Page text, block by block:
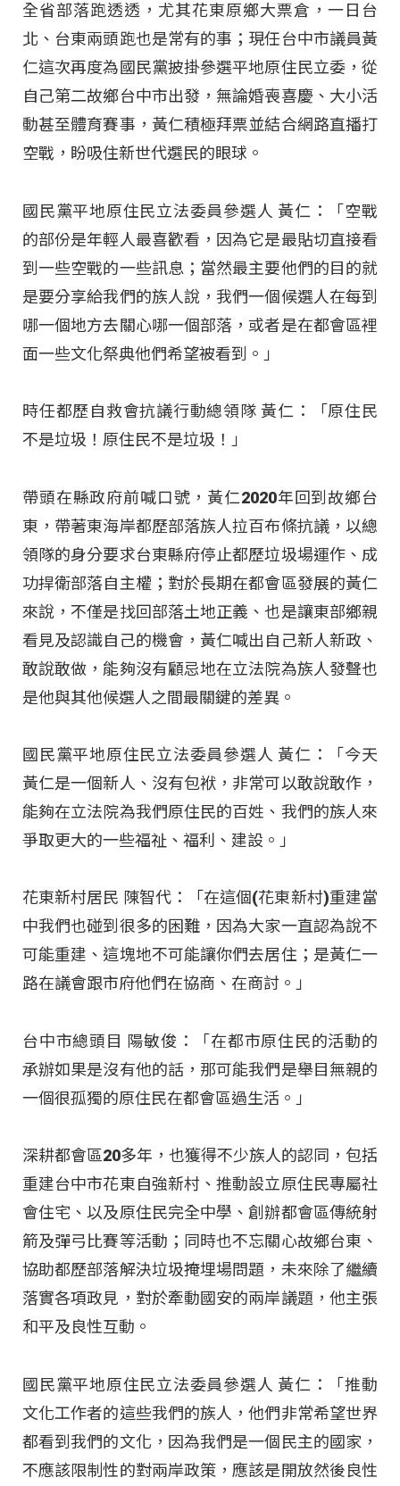
全省部落跑透透，尤其花東原鄉大票倉，一日台
北、台東兩頭跑也是常有的事；現任台中市議員黃
仁這次再度為國民黨披掛參選平地原住民立委，從
自己第二故鄉台中市出發，無論婚喪喜慶、大小活
動甚至體育賽事，黃仁積極拜票並結合網路直播打
空戰，盼吸住新世代選民的眼球。
國民黨平地原住民立法委員參選人 黃仁：「空戰
的部份是年輕人最喜歡看，因為它是最貼切直接看
到一些空戰的一些訊息；當然最主要他們的目的就
是要分享給我們的族人說，我們一個候選人在每到
哪一個地方去關心哪一個部落，或者是在都會區裡
面一些文化祭典他們希望被看到。」
時任都歷自救會抗議行動總領隊 黃仁：「原住民
不是垃圾！原住民不是垃圾！」
帶頭在縣政府前喊口號，黃仁2020年回到故鄉台
東，帶著東海岸都歷部落族人拉百布條抗議，以總
領隊的身分要求台東縣府停止都歷垃圾場運作、成
功捍衛部落自主權；對於長期在都會區發展的黃仁
來說，不僅是找回部落土地正義、也是讓東部鄉親
看見及認識自己的機會，黃仁喊出自己新人新政、
敢說敢做，能夠沒有顧忌地在立法院為族人發聲也
是他與其他候選人之間最關鍵的差異。
國民黨平地原住民立法委員參選人 黃仁：「今天
黃仁是一個新人、沒有包袱，非常可以敢說敢作，
能夠在立法院為我們原住民的百姓、我們的族人來
爭取更大的一些福祉、福利、建設。」
花東新村居民 陳智代：「在這個(花東新村)重建當
中我們也碰到很多的困難，因為大家一直認為說不
可能重建、這塊地不可能讓你們去居住；是黃仁一
路在議會跟市府他們在協商、在商討。」
台中市總頭目 陽敏俊：「在都市原住民的活動的
承辦如果是沒有他的話，那可能我們是舉目無親的
一個很孤獨的原住民在都會區過生活。」
深耕都會區20多年，也獲得不少族人的認同，包括
重建台中市花東自強新村、推動設立原住民專屬社
會住宅、以及原住民完全中學、創辦都會區傳統射
箭及彈弓比賽等活動；同時也不忘關心故鄉台東、
協助都歷部落解決垃圾掩埋場問題，未來除了繼續
落實各項政見，對於牽動國安的兩岸議題，他主張
和平及良性互動。
國民黨平地原住民立法委員參選人 黃仁：「推動
文化工作者的這些我們的族人，他們非常希望世界
都看到我們的文化，因為我們是一個民主的國家，
不應該限制性的對兩岸政策，應該是開放然後良性